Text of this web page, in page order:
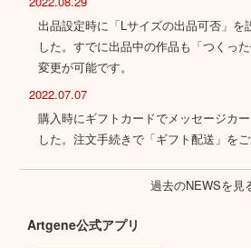
出品設定時に「Lサイズの出品可否」を
した。すでに出品中の作品も「つくっ
変更が可能です。
2022.07.07
購入時にギフトカードでメッセージカ
した。注文手続きで「ギフト配送」をご
過去のNEWSを見
Artgene公式アプリ